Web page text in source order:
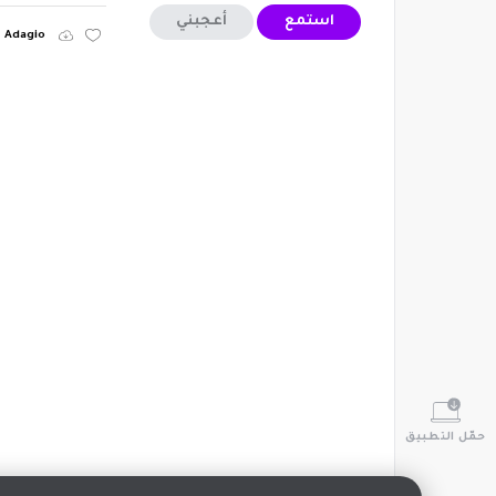
حمّل التطبيق
استمع أعجبني
Adagio